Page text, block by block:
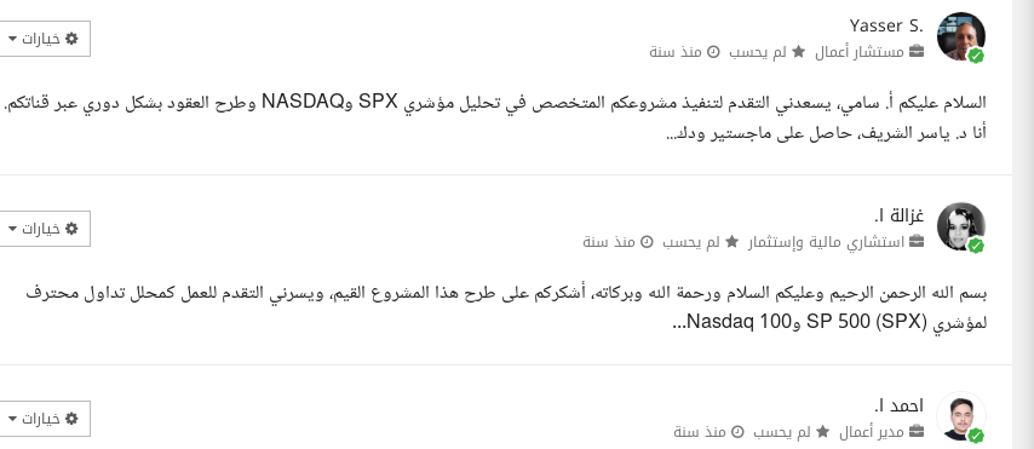
Yasser S.
مستشار أعمال لم يحسب منذ سنة خيارات
السلام عليكم أ. سامي، يسعدني التقدم لتنفيذ مشروعكم المتخصص في تحليل مؤشري SPX وNASDAQ وطرح العقود بشكل دوري عبر قناتكم.
أنا د. ياسر الشريف، حاصل على ماجستير ودك...
غزالة ا.
استشاري مالية وإستثمار لم يحسب منذ سنة خيارات
بسم الله الرحمن الرحيم وعليكم السلام ورحمة الله وبركاته، أشكركم على طرح هذا المشروع القيم، ويسرني التقدم للعمل كمحلل تداول محترف
لمؤشري SP 500 (SPX) وNasdaq 100...
احمد ا.
مدير أعمال لم يحسب منذ سنة خيارات